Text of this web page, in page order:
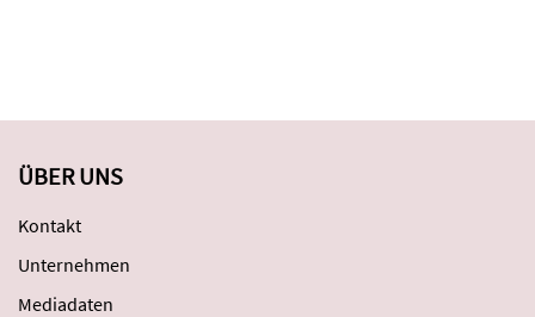
ÜBER UNS
Kontakt
Unternehmen
Mediadaten